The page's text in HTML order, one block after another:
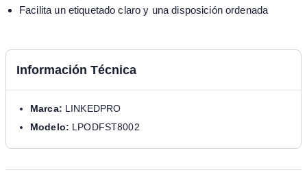
Facilita un etiquetado claro y una disposición ordenada
Información Técnica
Marca: LINKEDPRO
Modelo: LPODFST8002